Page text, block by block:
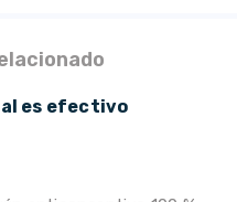
es efectivo